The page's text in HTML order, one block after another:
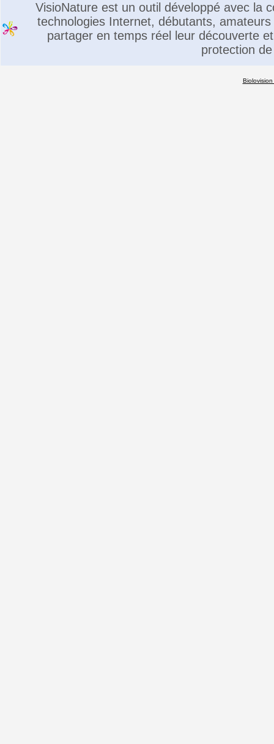
VisioNature est un outil développé avec la
technologies Internet, débutants,
partager en temps réel leur découverte
protection
Biolovision